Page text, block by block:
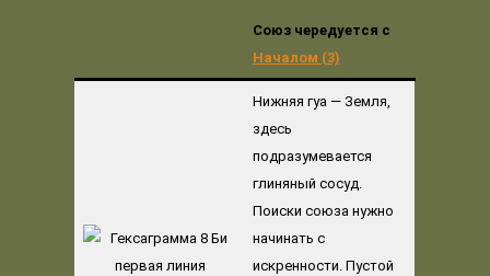
Союз чередуется с
Началом (3)
Нижняя гуа — Земля,
здесь
подразумевается
глиняный сосуд.
Поиски союза нужно
начинать с
искренности. Пустой